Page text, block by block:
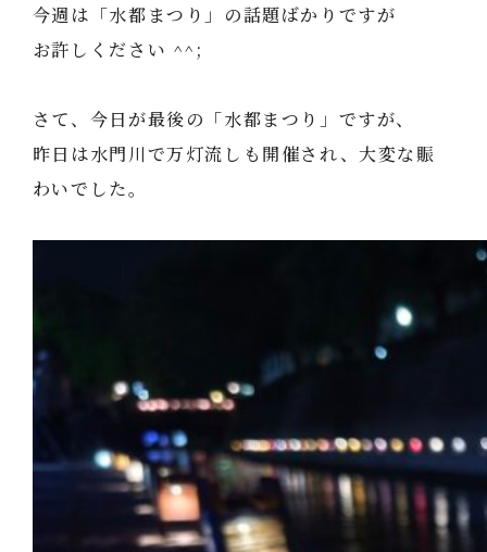
今週は「水都まつり」の話題ばかりですが
お許しください ^^;
さて、今日が最後の「水都まつり」ですが、
昨日は水門川で万灯流しも開催され、大変な賑
わいでした。